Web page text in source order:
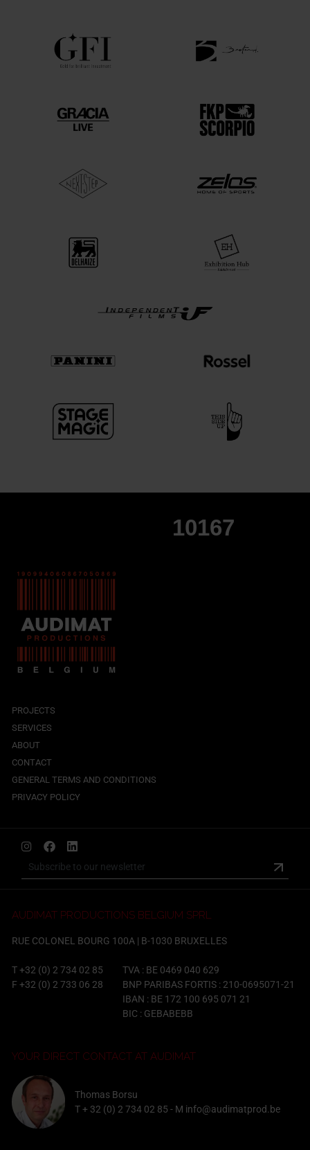
10167
PROJECTS
SERVICES
ABOUT
CONTACT
GENERAL TERMS AND CONDITIONS
PRIVACY POLICY
AUDIMAT PRODUCTIONS BELGIUM SPRL
RUE COLONEL BOURG 100A | B-1030 BRUXELLES
T+32 (0) 2 734 02 85
F +32 (0) 2 733 06 28
TVA : BE 0469 040 629
BNP PARIBAS FORTIS : 210-0695071-21
IBAN : BE 172 100 695 071 21
BIC : GEBABEBB
YOUR DIRECT CONTACT AT AUDIMAT
Thomas Borsu
T+ 32 (0) 2 734 02 85 - M info@audimatprod.be